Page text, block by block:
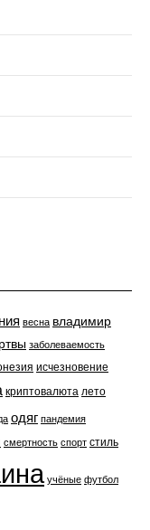
весна владимир
заболеваемость
исчезновение
криптовалюта лето
одяг пандемия
смертность спорт стиль
учёные футбол